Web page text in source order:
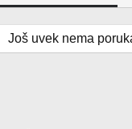
Još uvek nema